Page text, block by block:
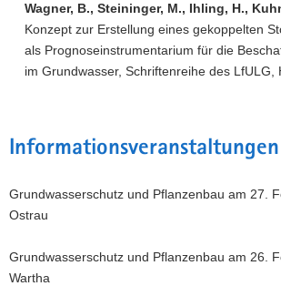
Wagner, B., Steininger, M., Ihling, H.,
Konzept zur Erstellung eines gekoppelten
als Prognoseinstrumentarium für die
im Grundwasser, Schriftenreihe des LfULG,
Informationsveranstaltungen
Grundwasserschutz und Pflanzenbau am 27.
Ostrau
Grundwasserschutz und Pflanzenbau am 26.
Wartha